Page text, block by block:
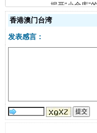
香港澳门台湾
发表感言：